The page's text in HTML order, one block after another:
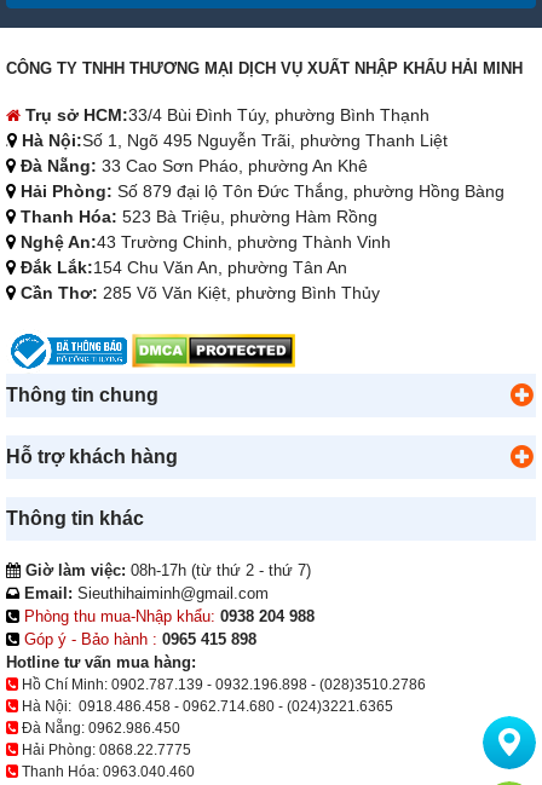
CÔNG TY TNHH THƯƠNG MẠI DỊCH VỤ XUẤT NHẬP KHẨU HẢI MINH
Trụ sở HCM:33/4 Bùi Đình Túy, phường Bình Thạnh
Hà Nội:Số 1, Ngõ 495 Nguyễn Trãi, phường Thanh Liệt
Đà Nẵng: 33 Cao Sơn Pháo, phường An Khê
Hải Phòng: Số 879 đại lộ Tôn Đức Thắng, phường Hồng Bàng
Thanh Hóa: 523 Bà Triệu, phường Hàm Rồng
Nghệ An:43 Trường Chinh, phường Thành Vinh
Đắk Lắk:154 Chu Văn An, phường Tân An
Cần Thơ: 285 Võ Văn Kiệt, phường Bình Thủy
Thông tin chung
Hỗ trợ khách hàng
Thông tin khác
Giờ làm việc: 08h-17h (từ thứ 2 - thứ 7)
Email: Sieuthihaiminh@gmail.com
Phòng thu mua-Nhập khẩu: 0938 204 988
Góp ý - Bảo hành : 0965 415 898
Hotline tư vấn mua hàng:
Hồ Chí Minh: 0902.787.139 - 0932.196.898 - (028)3510.2786
Hà Nội: 0918.486.458 - 0962.714.680 - (024)3221.6365
Đà Nẵng: 0962.986.450
Hải Phòng: 0868.22.7775
Thanh Hóa: 0963.040.460